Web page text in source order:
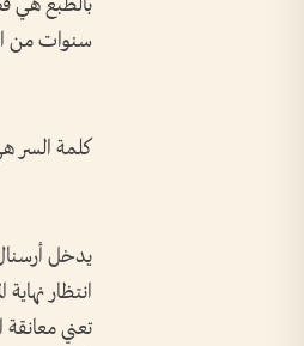
سنوات من
كلمة السر
يدخل
انتظار
تعني